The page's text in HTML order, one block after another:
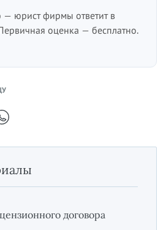
юрист фирмы ответит в
оценка — бесплатно.
договора